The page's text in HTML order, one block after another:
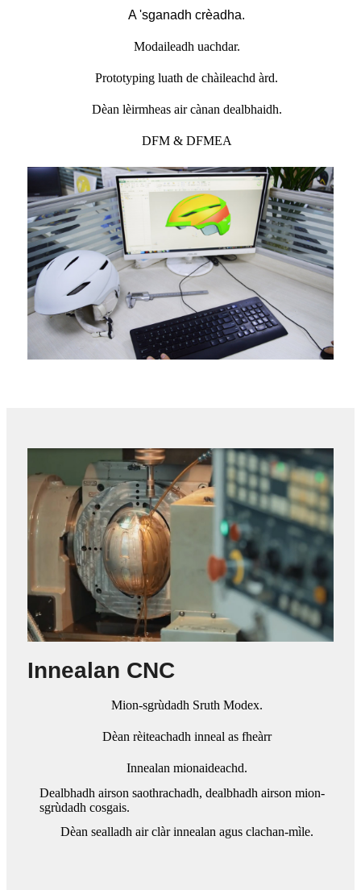
A 'sganadh crèadha.
Modaileadh uachdar.
Prototyping luath de chàileachd àrd.
Dèan lèirmheas air cànan dealbhaidh.
DFM & DFMEA
Innealan CNC
Mion-sgrùdadh Sruth Modex.
Dèan rèiteachadh inneal as fheàrr
Innealan mionaideachd.
Dealbhadh airson saothrachadh, dealbhadh airson mion-
sgrùdadh cosgais.
Dèan sealladh air clàr innealan agus clachan-mìle.